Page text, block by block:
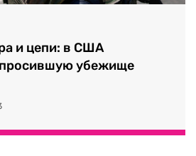
и цепи: в США
убежище